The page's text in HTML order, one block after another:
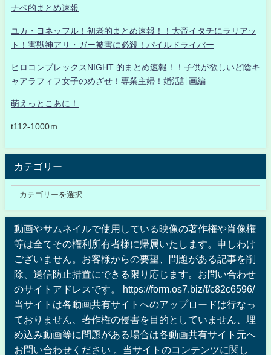
ナベ的まとめ速報
ユカ・ヨネッフル！初老的まとめ速報！！大帝イタチにラリアッ
ト！害獣神アリ・ガー被害に必殺！パイルドライバー
ヒロコンプレックスNIGHT 的まとめ速報！！子供が欲しいど陰キ
ャアラフィフ女子のめざせ！専業主婦！婚活計画編
萌えっとこあに！
t112-1000ｍ
カテゴリー
動画やサムネイルで使用している映像の著作権や肖像権
等は全てその権利所有者様に帰属いたします。申しわけ
ございません。お客様からの要望、問題がある記事を削
除、送信防止措置にできる限り応じます。お問い合わせ
のサイトアドレスです。 https://form.os7.biz/f/c82c6596/
当サイトは各動画共有サイトへのアップロードは行なっ
ておりません、著作権の侵害を目的としていません、埋
め込み動画等に問題がある場合は各動画共有サイト元へ
お問い合わせください 。当サイトのコンテンツに関し